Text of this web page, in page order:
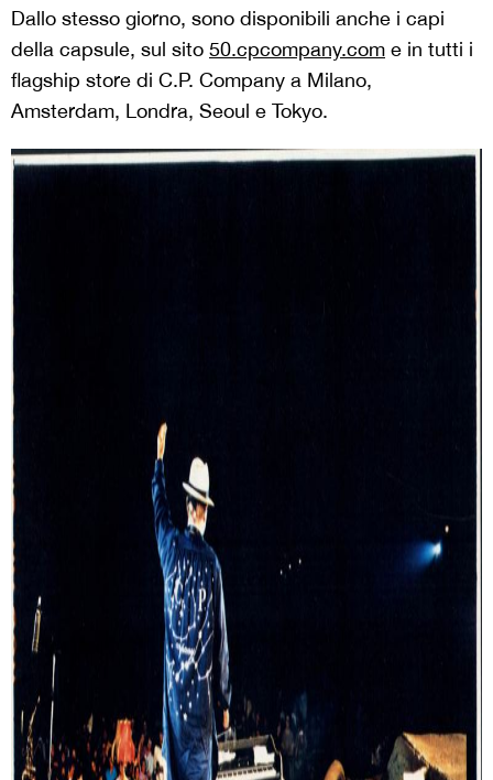
Dallo stesso giorno, sono disponibili anche i capi
della capsule, sul sito 50.cpcompany.com e in tutti i
flagship store di C.P. Company a Milano,
Amsterdam, Londra, Seoul e Tokyo.